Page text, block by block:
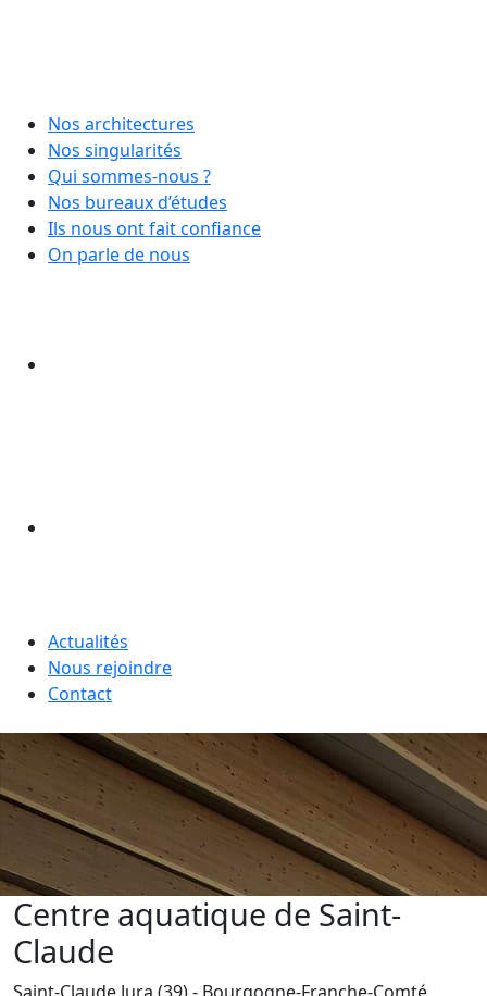
Nos architectures
Nos singularités
Qui sommes-nous ?
Nos bureaux d’études
Ils nous ont fait confiance
On parle de nous
Actualités
Nous rejoindre
Contact
Centre aquatique de Saint-
Claude